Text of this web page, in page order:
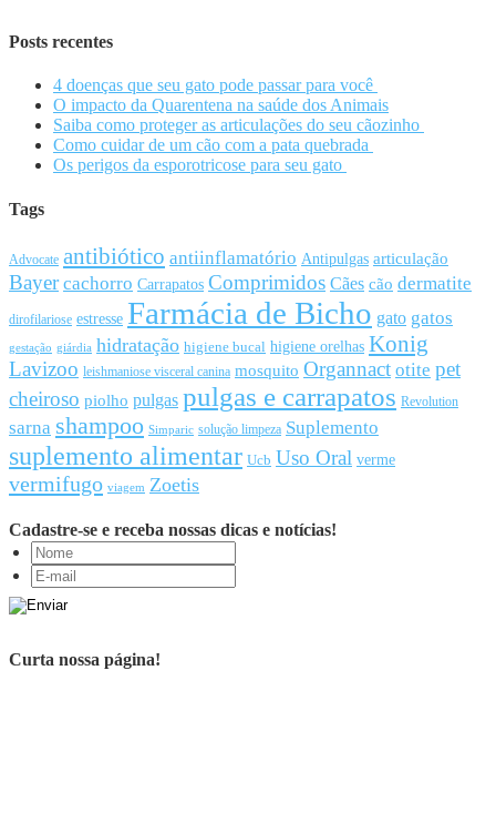
Posts recentes
4 doenças que seu gato pode passar para você
O impacto da Quarentena na saúde dos Animais
Saiba como proteger as articulações do seu cãozinho
Como cuidar de um cão com a pata quebrada
Os perigos da esporotricose para seu gato
Tags
Advocate antibiótico antiinflamatório Antipulgas articulação
Bayer cachorro Carrapatos Comprimidos Cães cão dermatite
dirofilariose estresse Farmácia de Bicho gato gatos
gestação giárdia hidratação higiene bucal higiene orelhas Konig
Lavizoo leishmaniose visceral canina mosquito Organnact otite pet
cheiroso piolho pulgas pulgas e carrapatos Revolution
sarna shampoo Simparic solução limpeza Suplemento
suplemento alimentar Ucb Uso Oral verme
vermifugo viagem Zoetis
Cadastre-se e receba nossas dicas e notícias!
Curta nossa página!